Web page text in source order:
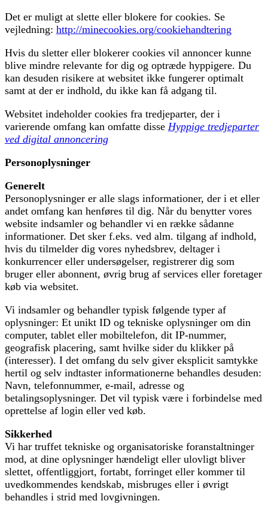
Det er muligt at slette eller blokere for cookies. Se
vejledning: http://minecookies.org/cookiehandtering
Hvis du sletter eller blokerer cookies vil annoncer kunne
blive mindre relevante for dig og optræde hyppigere. Du
kan desuden risikere at websitet ikke fungerer optimalt
samt at der er indhold, du ikke kan få adgang til.
Websitet indeholder cookies fra tredjeparter, der i
varierende omfang kan omfatte disse Hyppige tredjeparter
ved digital annoncering
Personoplysninger
Generelt
Personoplysninger er alle slags informationer, der i et eller
andet omfang kan henføres til dig. Når du benytter vores
website indsamler og behandler vi en række sådanne
informationer. Det sker f.eks. ved alm. tilgang af indhold,
hvis du tilmelder dig vores nyhedsbrev, deltager i
konkurrencer eller undersøgelser, registrerer dig som
bruger eller abonnent, øvrig brug af services eller foretager
køb via websitet.
Vi indsamler og behandler typisk følgende typer af
oplysninger: Et unikt ID og tekniske oplysninger om din
computer, tablet eller mobiltelefon, dit IP-nummer,
geografisk placering, samt hvilke sider du klikker på
(interesser). I det omfang du selv giver eksplicit samtykke
hertil og selv indtaster informationerne behandles desuden:
Navn, telefonnummer, e-mail, adresse og
betalingsoplysninger. Det vil typisk være i forbindelse med
oprettelse af login eller ved køb.
Sikkerhed
Vi har truffet tekniske og organisatoriske foranstaltninger
mod, at dine oplysninger hændeligt eller ulovligt bliver
slettet, offentliggjort, fortabt, forringet eller kommer til
uvedkommendes kendskab, misbruges eller i øvrigt
behandles i strid med lovgivningen.